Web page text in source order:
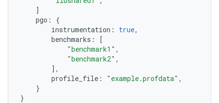
]
pgo :
{
instrumentation : true,
benchmarks :
[
"benchmark1" ,
"benchmark2" ,
],
profile_file : "example.profdata" ,
}
}